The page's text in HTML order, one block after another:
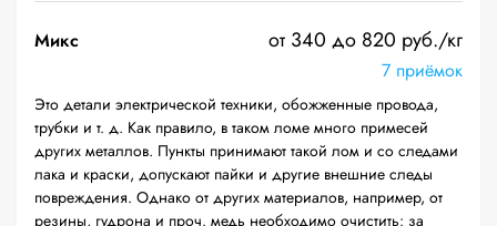
Микс от 340 до 820 руб./кг
7 приёмок
Это детали электрической техники, обожженные провода,
трубки и т. д. Как правило, в таком ломе много примесей
других металлов. Пункты принимают такой лом и со следами
лака и краски, допускают пайки и другие внешние следы
повреждения. Однако от других материалов, например, от
резины, гудрона и проч. медь необходимо очистить: за